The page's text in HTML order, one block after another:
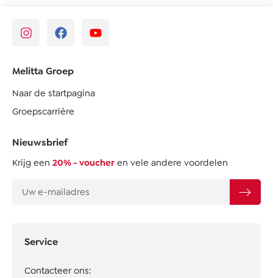
Service
Contacteer ons:
Melitta Groep
Naar de startpagina
Groepscarrière
Nieuwsbrief
Krijg een 20% - voucher en vele andere voordelen